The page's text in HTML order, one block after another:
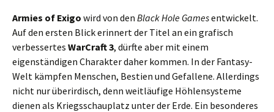
Armies of Exigo wird von den Black Hole Gamesentwickelt.
Auf den ersten Blick erinnert der Titel an ein grafisch
verbessertes WarCraft 3, dürfte aber mit einem
eigenständigen Charakter daher kommen. In der Fantasy-
Welt kämpfen Menschen, Bestien und Gefallene. Allerdings
nicht nur überirdisch, denn weitläufige Höhlensysteme
dienen als Kriegsschauplatz unter der Erde. Ein besonderes